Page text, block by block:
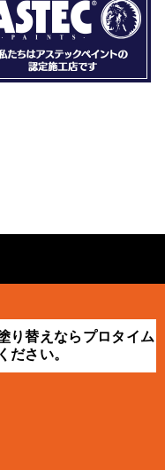
り替えならプロタイム
ださい。